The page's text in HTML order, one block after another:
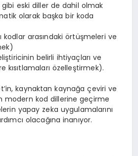
eski diller de dahil olmak
olarak başka bir koda
kodlar arasındaki örtüşmeleri ve
belirli ihtiyaçları ve
kısıtlamaları özelleştirmek).
kaynaktan kaynağa çeviri ve
modern kod dillerine geçirme
yapay zeka uygulamalarını
olacağına inanıyor.